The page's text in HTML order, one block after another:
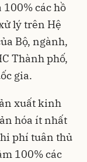
các hồ
lý trên Hệ
Bộ, ngành,
Thành phố,
gia.
xuất kinh
hóa ít nhất
phí tuân thủ
100% các